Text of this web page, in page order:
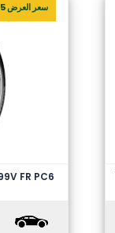
سعر العرض 35%
FR PC6